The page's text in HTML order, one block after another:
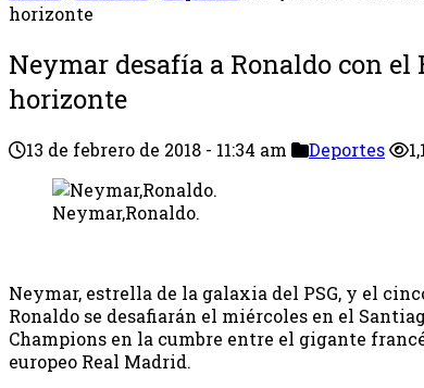
horizonte
Neymar desafía a Ronaldo con el
horizonte
13 de febrero de 2018 - 11:34 am Deportes
Neymar,Ronaldo.
Neymar, estrella de la galaxia del PSG, y el
Ronaldo se desafiarán el miércoles en el
Champions en la cumbre entre el gigante
europeo Real Madrid.